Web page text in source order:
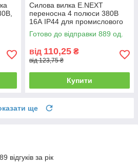
Силова вилка E.NEXT
переносна 4 полюси 380В
16А IP44 для промислового
обладнання
Готово до відправки 889 од.
від 110,25 ₴
від 123,75 ₴
Купити
ще
відгуків за рік